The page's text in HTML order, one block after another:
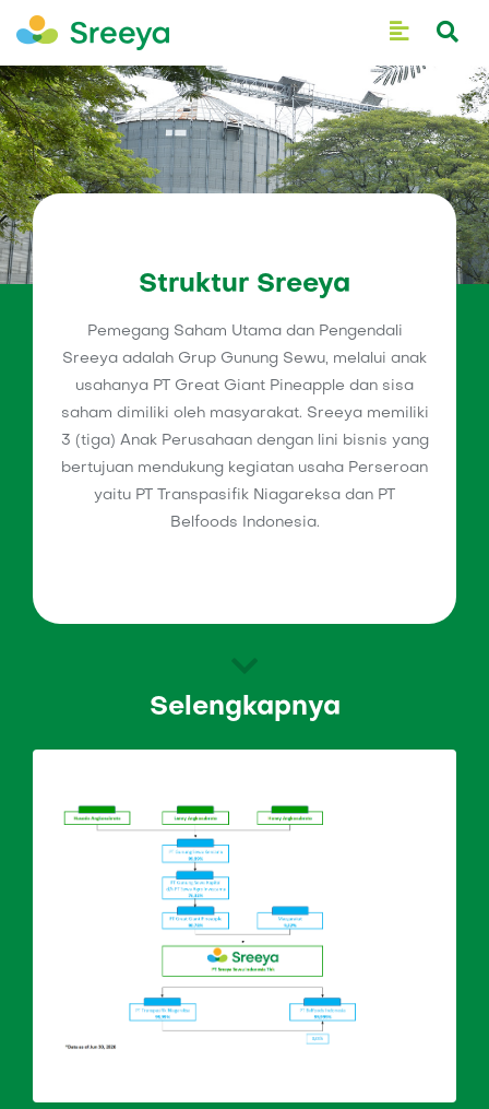
Struktur Sreeya
Pemegang Saham Utama dan Pengendali
Sreeya adalah Grup Gunung Sewu, melalui anak
usahanya PT Great Giant Pineapple dan sisa
saham dimiliki oleh masyarakat. Sreeya memiliki
3 (tiga) Anak Perusahaan dengan lini bisnis yang
bertujuan mendukung kegiatan usaha Perseroan
yaitu PT Transpasifik Niagareksa dan PT
Belfoods Indonesia.
Selengkapnya